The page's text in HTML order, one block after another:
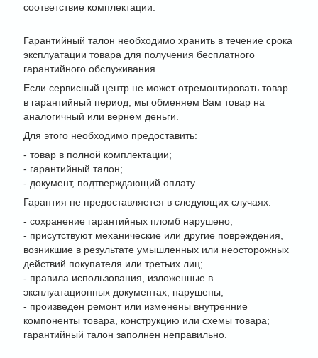
соответствие комплектации.
Гарантийный талон необходимо хранить в течение срока
эксплуатации товара для получения бесплатного
гарантийного обслуживания.
Если сервисный центр не может отремонтировать товар
в гарантийный период, мы обменяем Вам товар на
аналогичный или вернем деньги.
Для этого необходимо предоставить:
- товар в полной комплектации;
- гарантийный талон;
- документ, подтверждающий оплату.
Гарантия не предоставляется в следующих случаях:
- сохранение гарантийных пломб нарушено;
- присутствуют механические или другие повреждения,
возникшие в результате умышленных или неосторожных
действий покупателя или третьих лиц;
- правила использования, изложенные в
эксплуатационных документах, нарушены;
- произведен ремонт или изменены внутренние
компоненты товара, конструкцию или схемы товара;
гарантийный талон заполнен неправильно.